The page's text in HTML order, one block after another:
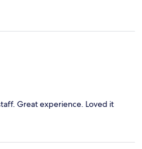
Great experience. Loved it